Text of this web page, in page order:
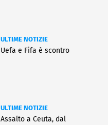
ULTIME NOTIZIE
Uefa e Fifa è scontro
ULTIME NOTIZIE
Assalto a Ceuta, dal